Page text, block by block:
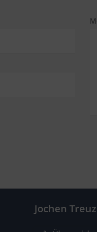
Jochen Treuz